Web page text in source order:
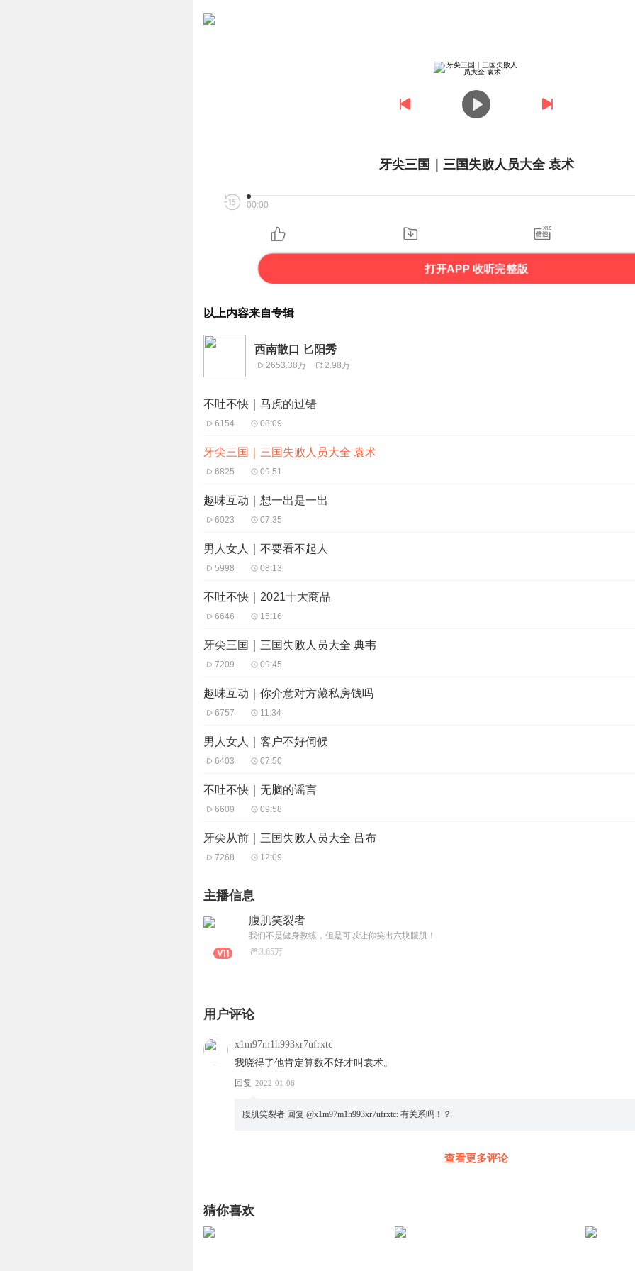
牙尖三国｜三国失败人员大全 袁术
00:00
打开APP 收听完整版
以上内容来自专辑
西南散口 匕阳秀
2653.38万 2.98万
不吐不快｜马虎的过错
6154 08:09
牙尖三国｜三国失败人员大全 袁术
6825 09:51
趣味互动｜想一出是一出
6023 07:35
男人女人｜不要看不起人
5998 08:13
不吐不快｜2021十大商品
6646 15:16
牙尖三国｜三国失败人员大全 典韦
7209 09:45
趣味互动｜你介意对方藏私房钱吗
6757 11:34
男人女人｜客户不好伺候
6403 07:50
不吐不快｜无脑的谣言
6609 09:58
牙尖从前｜三国失败人员大全 吕布
7268 12:09
主播信息
腹肌笑裂者
我们不是健身教练，但是可以让你笑出六块腹肌！
3.65万
用户评论
x1m97m1h993xr7ufrxtc
我晓得了他肯定算数不好才叫袁术。
回复 2022-01-06
腹肌笑裂者 回复 @x1m97m1h993xr7ufrxtc: 有关系吗！？
查看更多评论
猜你喜欢